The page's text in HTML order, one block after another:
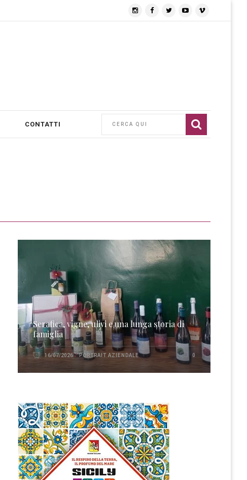
CONTATTI
Serafica, vigne, ulivi e una lunga storia di
famiglia
16/07/2026 PORTRAIT AZIENDALE 0